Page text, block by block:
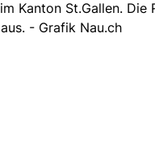
Kanton St.Gallen. Die
- Grafik Nau.ch